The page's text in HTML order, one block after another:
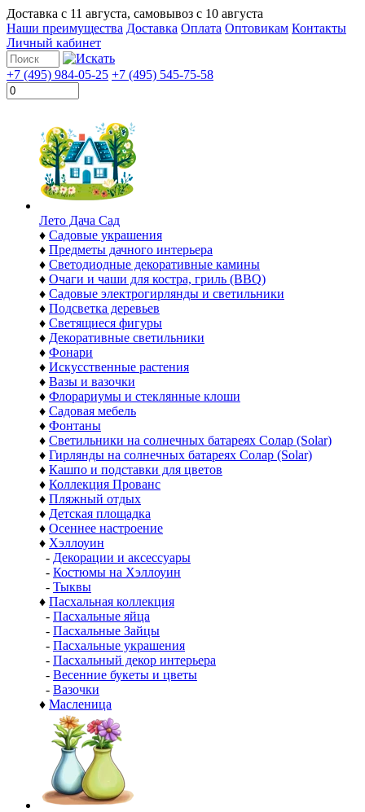
Доставка с 11 августа, самовывоз с 10 августа
Наши преимущества Доставка Оплата Оптовикам Контакты
Личный кабинет
+7 (495) 984-05-25 +7 (495) 545-75-58
Лето Дача Сад
♦ Садовые украшения
♦ Предметы дачного интерьера
♦ Светодиодные декоративные камины
♦ Очаги и чаши для костра, гриль (BBQ)
♦ Садовые электрогирлянды и светильники
♦ Подсветка деревьев
♦ Светящиеся фигуры
♦ Декоративные светильники
♦ Фонари
♦ Искусственные растения
♦ Вазы и вазочки
♦ Флорариумы и стеклянные клоши
♦ Садовая мебель
♦ Фонтаны
♦ Светильники на солнечных батареях Солар (Solar)
♦ Гирлянды на солнечных батареях Солар (Solar)
♦ Кашпо и подставки для цветов
♦ Коллекция Прованс
♦ Пляжный отдых
♦ Детская площадка
♦ Осеннее настроение
♦ Хэллоуин
- Декорации и аксессуары
- Костюмы на Хэллоуин
- Тыквы
♦ Пасхальная коллекция
- Пасхальные яйца
- Пасхальные Зайцы
- Пасхальные украшения
- Пасхальный декор интерьера
- Весенние букеты и цветы
- Вазочки
♦ Масленица